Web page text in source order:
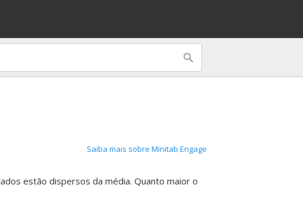
Saiba mais sobre Minitab Engage
estão dispersos da média. Quanto maior o